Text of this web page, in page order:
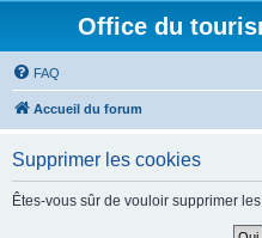
Office du
FAQ
Accueil du forum
Supprimer les cookies
Êtes-vous sûr de vouloir supprimer